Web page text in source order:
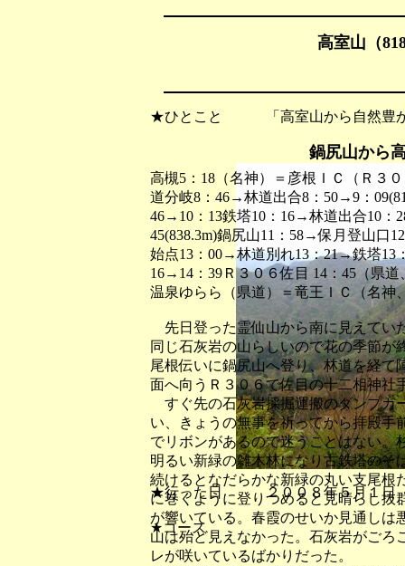
高室山（
★ひとこと 「高室山から自然豊か
鍋尻山から
★行った日 ２００８年５月１
★コース
高槻5：18（名神）＝彦根ＩＣ（Ｒ３
道分岐8：46→林道出合8：50→9：
46→10：13鉄塔10：16→林道出合10
45(838.3m)鍋尻山11：58→保月登山口
始点13：00→林道別れ13：21→鉄塔
16→14：39Ｒ３０６佐目 14：45（県
温泉ゆらら（県道）＝竜王ＩＣ（名神
先日登った霊仙山から南に見えてい
同じ石灰岩の山らしいので花の季節
尾根伝いに鍋尻山へ登り、林道を経
面へ向うＲ３０６で佐目の十二相神社
すぐ先の石灰岩採掘運搬のダンプカ
い、きょうの無事を祈ってから拝殿手
でリボンがあるので迷うことはない。
明るい新緑の雑木林になり古鉄塔のそ
続けるとなだらかな新緑の丸い支尾根
に巻くように登りつめると見晴らし抜
が響いている。春霞のせいか見通しは
山は殆ど見えなかった。石灰岩がごろ
レが咲いているばかりだった。